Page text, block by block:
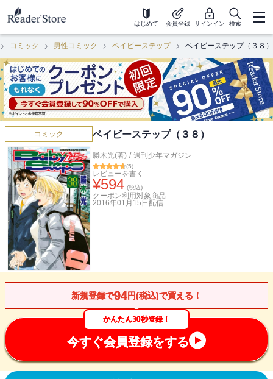
はじめて 会員登録 サインイン 検索
コミック 男性コミック ベイビーステップ ベイビーステップ（３８）
コミック ベイビーステップ（３８）
勝木光(著) / 週刊少年マガジン
(5)
レビューを書く
¥594 (税込)
クーポン利用対象商品
2016年01月15日 配信
新規登録で94円(税込)で買える！
かんたん30秒登録！
今すぐ会員登録をする